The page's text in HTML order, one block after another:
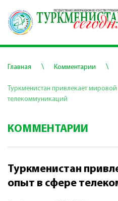
Главная \ Комментарии \
Туркменистан привлекает
телекоммуникаций
КОММЕНТАРИИ
Туркменистан
опыт в сфере